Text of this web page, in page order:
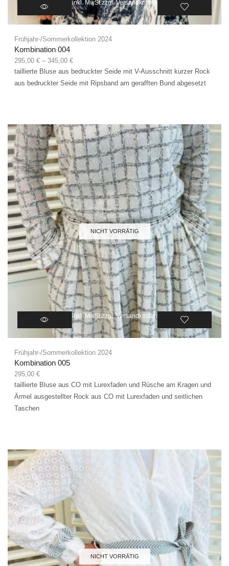
inkl. MwSt.zzgl.Versandkosten
Frühjahr-/Sommerkollektion 2024
Kombination 004
295,00 € – 345,00 €
taillierte Bluse aus bedruckter Seide mit V-Ausschnitt kurzer Rock
aus bedruckter Seide mit Ripsband am gerafften Bund abgesetzt
NICHT VORRÄTIG
inkl. MwSt.zzgl.Versandkosten
Frühjahr-/Sommerkollektion 2024
Kombination 005
295,00 €
taillierte Bluse aus CO mit Lurexfaden und Rüsche am Kragen und
Ärmel ausgestellter Rock aus CO mit Lurexfaden und seitlichen
Taschen
NICHT VORRÄTIG